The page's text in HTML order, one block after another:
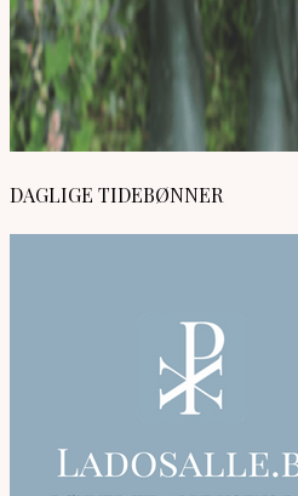
DAGLIGE TIDEBØNNER